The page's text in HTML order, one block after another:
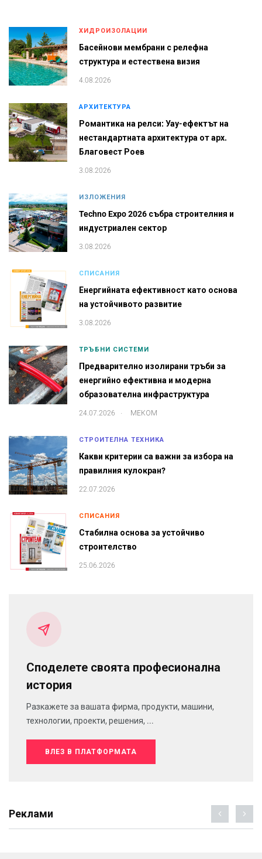
ХИДРОИЗОЛАЦИИ
Басейнови мембрани с релефна
структура и естествена визия
4.08.2026
АРХИТЕКТУРА
Романтика на релси: Уау-ефектът на
нестандартната архитектура от арх.
Благовест Роев
3.08.2026
ИЗЛОЖЕНИЯ
Techno Expo 2026 събра строителния и
индустриален сектор
3.08.2026
СПИСАНИЯ
Енергийната ефективност като основа
на устойчивото развитие
3.08.2026
ТРЪБНИ СИСТЕМИ
Предварително изолирани тръби за
енергийно ефективна и модерна
образователна инфраструктура
24.07.2026 МЕКОМ
СТРОИТЕЛНА ТЕХНИКА
Какви критерии са важни за избора на
правилния кулокран?
22.07.2026
СПИСАНИЯ
Стабилна основа за устойчиво
строителство
25.06.2026
Споделете своята професионална
история
Разкажете за вашата фирма, продукти, машини,
технологии, проекти, решения, ...
ВЛЕЗ В ПЛАТФОРМАТА
Реклами